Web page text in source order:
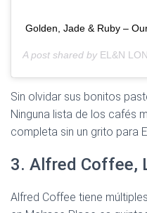
Golden, Jade & Ruby –
A post shared by EL&N
Sin olvidar sus bonitos
Ninguna lista de los cafés
completa sin un grito para
3. Alfred Coffee,
Alfred Coffee tiene